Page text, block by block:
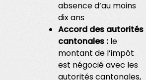
absence d’au moins
dix ans
Accord des autorités
cantonales :le
montant de l’impôt
est négocié avec les
autorités cantonales,